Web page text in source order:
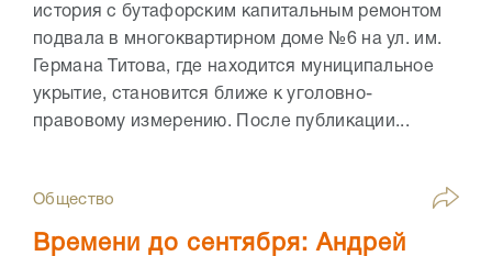
история с бутафорским капитальным ремонтом
подвала в многоквартирном доме №6 на ул. им.
Германа Титова, где находится муниципальное
укрытие, становится ближе к уголовно-
правовому измерению. После публикации...
Общество
Времени до сентября: Андрей